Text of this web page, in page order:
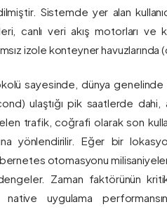
Sistemde yer alan
canlı veri akış motorları ve
izole konteyner havuzlarında
sayesinde, dünya genelinde
ulaştığı pik saatlerde dahi,
trafik, coğrafi olarak son
yönlendirilir. Eğer bir
otomasyonu
Zaman faktörünün
uygulama